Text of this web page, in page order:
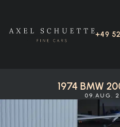
+49
1974 BMW
09.AUG.